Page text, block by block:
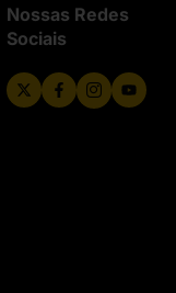
Nossas Redes
Sociais